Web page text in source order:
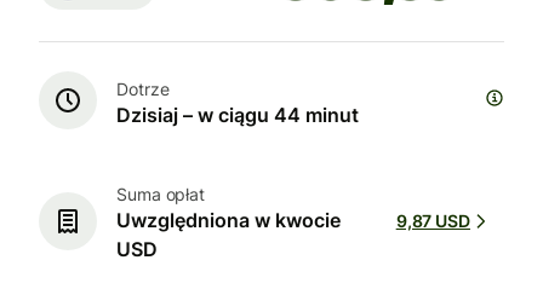
Dotrze
Dzisiaj – w ciągu 44 minut
Suma opłat
Uwzględniona w kwocie
USD
9,87 USD